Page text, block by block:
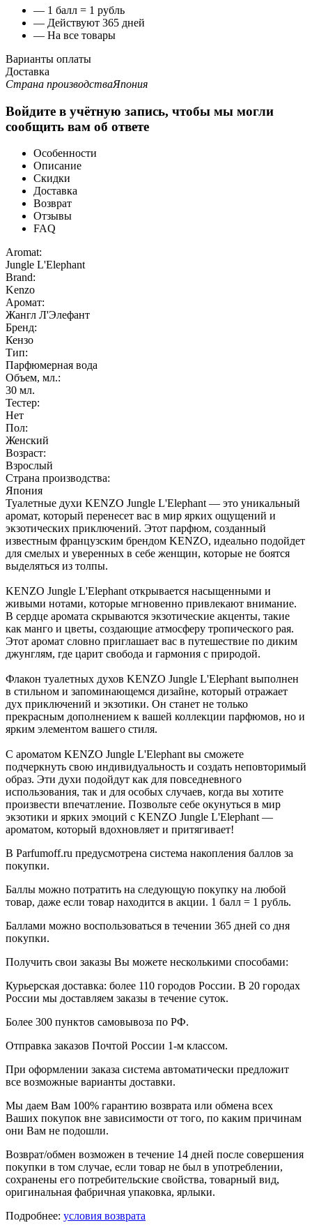
— 1 балл = 1 рубль
— Действуют 365 дней
— На все товары
Варианты оплаты
Доставка
Страна производстваЯпония
Войдите в учётную запись, чтобы мы могли
сообщить вам об ответе
Особенности
Описание
Скидки
Доставка
Возврат
Отзывы
FAQ
Aromat:
Jungle L'Elephant
Brand:
Kenzo
Аромат:
Жангл Л'Элефант
Бренд:
Кензо
Тип:
Парфюмерная вода
Объем, мл.:
30 мл.
Тестер:
Нет
Пол:
Женский
Возраст:
Взрослый
Страна производства:
Япония
Туалетные духи KENZO Jungle L'Elephant — это уникальный
аромат, который перенесет вас в мир ярких ощущений и
экзотических приключений. Этот парфюм, созданный
известным французским брендом KENZO, идеально подойдет
для смелых и уверенных в себе женщин, которые не боятся
выделяться из толпы.
KENZO Jungle L'Elephant открывается насыщенными и
живыми нотами, которые мгновенно привлекают внимание.
В сердце аромата скрываются экзотические акценты, такие
как манго и цветы, создающие атмосферу тропического рая.
Этот аромат словно приглашает вас в путешествие по диким
джунглям, где царит свобода и гармония с природой.
Флакон туалетных духов KENZO Jungle L'Elephant выполнен
в стильном и запоминающемся дизайне, который отражает
дух приключений и экзотики. Он станет не только
прекрасным дополнением к вашей коллекции парфюмов, но и
ярким элементом вашего стиля.
С ароматом KENZO Jungle L'Elephant вы сможете
подчеркнуть свою индивидуальность и создать неповторимый
образ. Эти духи подойдут как для повседневного
использования, так и для особых случаев, когда вы хотите
произвести впечатление. Позвольте себе окунуться в мир
экзотики и ярких эмоций с KENZO Jungle L'Elephant —
ароматом, который вдохновляет и притягивает!
В Parfumoff.ru предусмотрена система накопления баллов за
покупки.
Баллы можно потратить на следующую покупку на любой
товар, даже если товар находится в акции. 1 балл = 1 рубль.
Баллами можно воспользоваться в течении 365 дней со дня
покупки.
Получить свои заказы Вы можете несколькими способами:
Курьерская доставка: более 110 городов России. В 20 городах
России мы доставляем заказы в течение суток.
Более 300 пунктов самовывоза по РФ.
Отправка заказов Почтой России 1-м классом.
При оформлении заказа система автоматически предложит
все возможные варианты доставки.
Мы даем Вам 100% гарантию возврата или обмена всех
Ваших покупок вне зависимости от того, по каким причинам
они Вам не подошли.
Возврат/обмен возможен в течение 14 дней после совершения
покупки в том случае, если товар не был в употреблении,
сохранены его потребительские свойства, товарный вид,
оригинальная фабричная упаковка, ярлыки.
Подробнее: условия возврата